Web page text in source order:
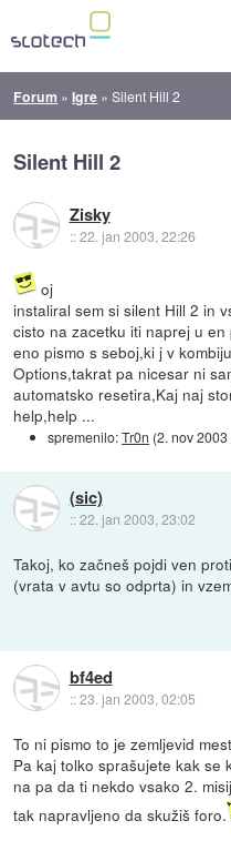
Forum »Igre »Silent Hill 2
Silent Hill 2
Zisky
::22. jan 2003, 22:26
oj
instaliral sem si silent Hill 2 in
cisto na zacetku iti naprej u
eno pismo s seboj,ki j v
Options,takrat pa nicesar ni
automatsko resetira,Kaj naj
help,help ...
spremenilo:Tr0n (2. nov
(sic)
::22. jan 2003, 23:02
Takoj, ko začneš pojdi ven
(vrata v avtu so odprta) in
bf4ed
::23. jan 2003, 02:05
To ni pismo to je zemljevid
Pa kaj tolko sprašujete kak se
na pa da ti nekdo vsako 2.
tak napravljeno da skužiš foro.